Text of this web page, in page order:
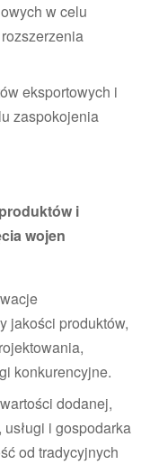
w celu
eksportowych i
zaspokojenia
i
wojen
jakości produktów,
konkurencyjne.
dodanej,
i gospodarka
od tradycyjnych